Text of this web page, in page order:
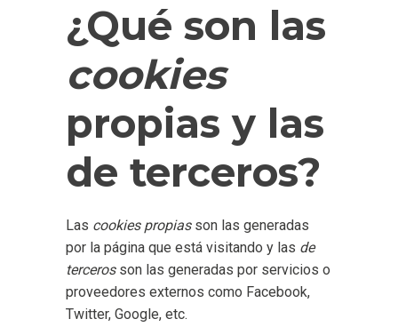
¿Qué son las
cookies
propias y las
de terceros?
Las cookies propiasson las generadas
por la página que está visitando y las de
tercerosson las generadas por servicios o
proveedores externos como Facebook,
Twitter, Google, etc.